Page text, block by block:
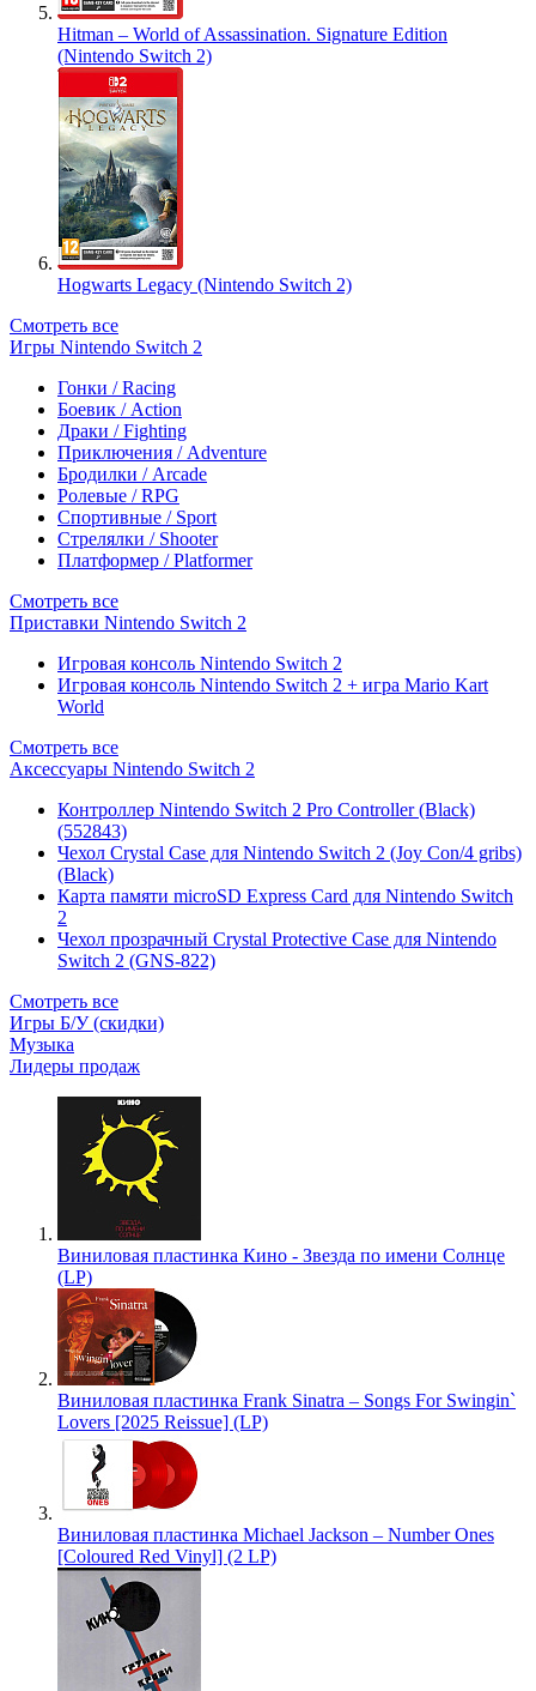
Hitman – World of Assassination. Signature Edition
(Nintendo Switch 2)
Hogwarts Legacy (Nintendo Switch 2)
Смотреть все
Игры Nintendo Switch 2
Гонки / Racing
Боевик / Action
Драки / Fighting
Приключения / Adventure
Бродилки / Arcade
Ролевые / RPG
Спортивные / Sport
Стрелялки / Shooter
Платформер / Platformer
Смотреть все
Приставки Nintendo Switch 2
Игровая консоль Nintendo Switch 2
Игровая консоль Nintendo Switch 2 + игра Mario Kart
World
Смотреть все
Аксессуары Nintendo Switch 2
Контроллер Nintendo Switch 2 Pro Controller (Black)
(552843)
Чехол Сrystal Сase для Nintendo Switch 2 (Joy Con/4 gribs)
(Black)
Карта памяти microSD Express Card для Nintendo Switch
2
Чехол прозрачный Crystal Protective Case для Nintendo
Switch 2 (GNS-822)
Смотреть все
Игры Б/У (скидки)
Музыка
Лидеры продаж
Виниловая пластинка Кино - Звезда по имени Солнце
(LP)
Виниловая пластинка Frank Sinatra – Songs For Swingin`
Lovers [2025 Reissue] (LP)
Виниловая пластинка Michael Jackson – Number Ones
[Coloured Red Vinyl] (2 LP)